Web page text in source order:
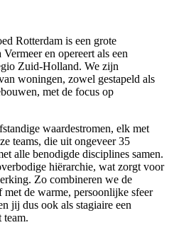
Rotterdam is een grote
en opereert als een
Zuid-Holland. We zijn
woningen, zowel gestapeld als
met de focus op
waardestromen, elk met
teams, die uit ongeveer 35
alle benodigde disciplines samen.
hiërarchie, wat zorgt voor
Zo combineren we de
de warme, persoonlijke sfeer
jij dus ook als stagiaire een
team.